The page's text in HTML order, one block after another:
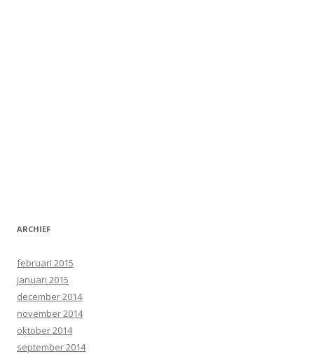
ARCHIEF
februari 2015
januari 2015
december 2014
november 2014
oktober 2014
september 2014